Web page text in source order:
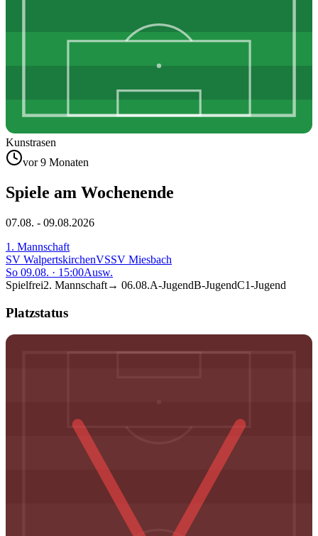
Kunstrasen
vor 9 Monaten
Spiele am Wochenende
07.08. - 09.08.2026
1. Mannschaft
SV WalpertskirchenVSSV Miesbach
So 09.08. · 15:00Ausw.
Spielfrei2. Mannschaft→ 06.08.A-JugendB-JugendC1-Jugend
Platzstatus